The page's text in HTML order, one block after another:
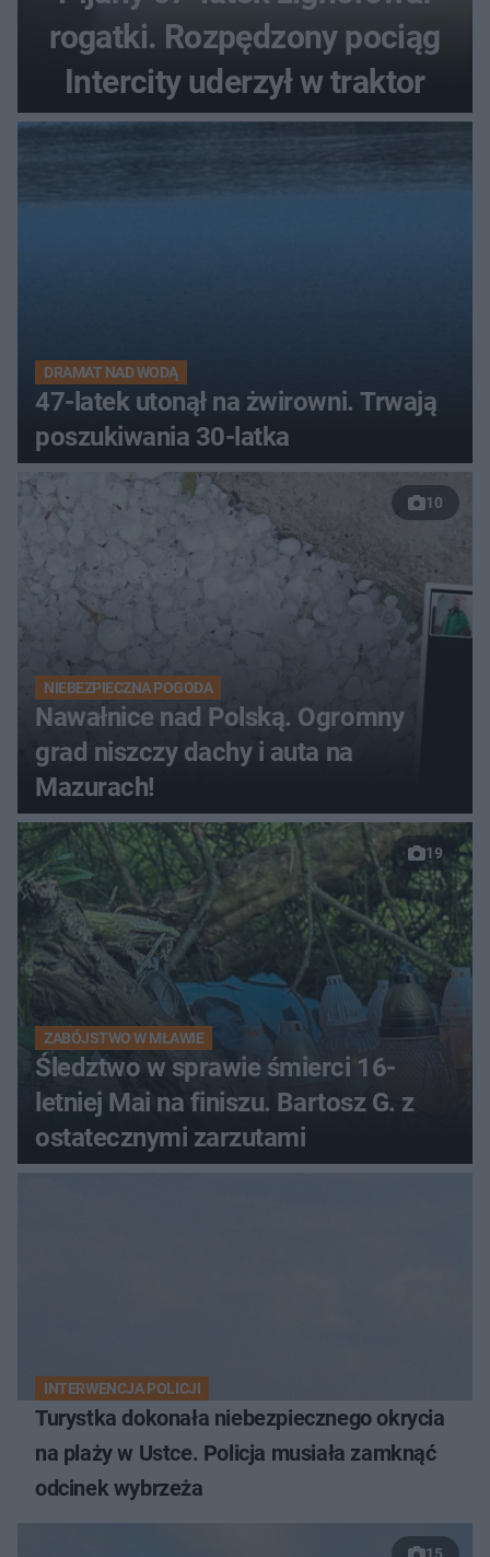
rogatki. Rozpędzony pociąg
Intercity uderzył w traktor
DRAMAT NAD WODĄ
47-latek utonął na żwirowni. Trwają
poszukiwania 30-latka
10
NIEBEZPIECZNA POGODA
Nawałnice nad Polską. Ogromny
grad niszczy dachy i auta na
Mazurach!
19
ZABÓJSTWO W MŁAWIE
Śledztwo w sprawie śmierci 16-
letniej Mai na finiszu. Bartosz G. z
ostatecznymi zarzutami
INTERWENCJA POLICJI
Turystka dokonała niebezpiecznego okrycia
na plaży w Ustce. Policja musiała zamknąć
odcinek wybrzeża
15